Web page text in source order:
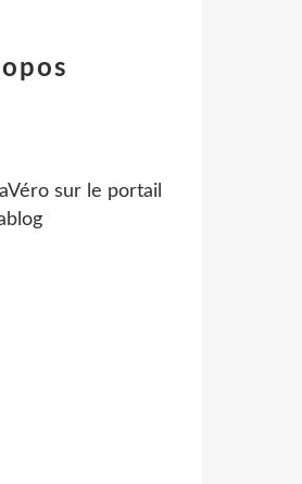
sur le portail